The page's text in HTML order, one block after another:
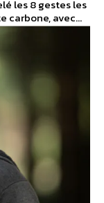
les 8 gestes les
carbone, avec...